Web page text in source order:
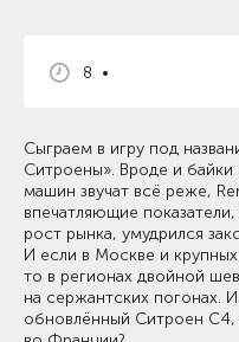
8 •
Сыграем в игру под
Ситроены». Вроде и
машин звучат всё реже,
впечатляющие показатели,
рост рынка, умудрился
И если в Москве и
то в регионах двойной
на сержантских погонах.
обновлённый Ситроен